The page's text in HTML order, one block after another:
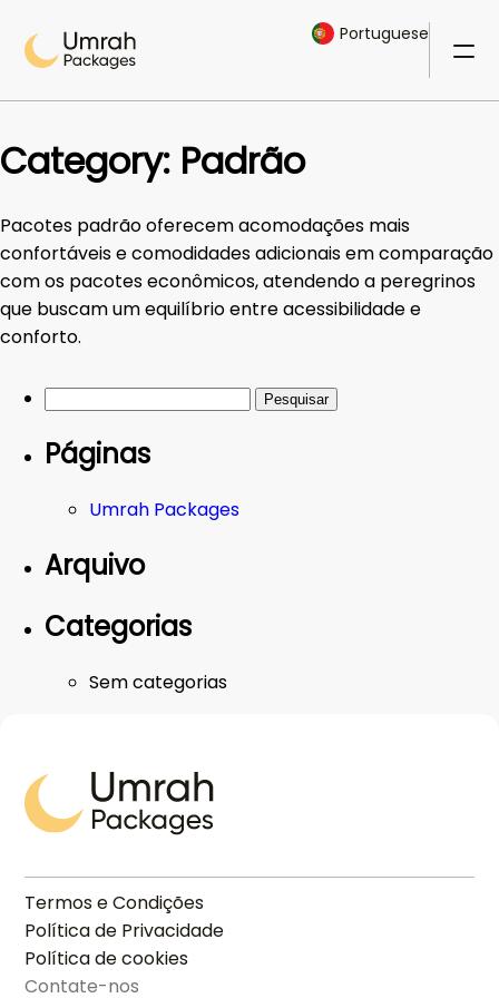
Portuguese
Category: Padrão
Pacotes padrão oferecem acomodações mais
confortáveis e comodidades adicionais em comparação
com os pacotes econômicos, atendendo a peregrinos
que buscam um equilíbrio entre acessibilidade e
conforto.
Pesquisar
Páginas
Umrah Packages
Arquivo
Categorias
Sem categorias
Contate-nos
Termos e Condições
Política de Privacidade
Política de cookies